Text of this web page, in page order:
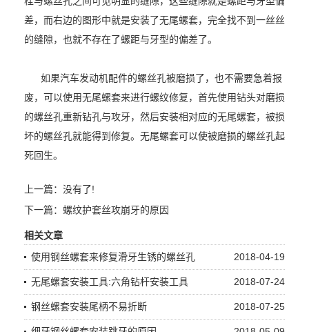
差，而右边的图形中就是安装了无尾螺套，完全找不到一丝丝
的缝隙，也就不存在了螺距与牙型的偏差了。
如果汽车发动机配件的螺丝孔被磨损了，也不需要急着报
废，可以使用无尾螺套来进行螺纹修复，首先使用钻头对磨损
的螺丝孔重新钻孔与攻牙，然后安装相对应的无尾螺套，被损
坏的螺丝孔就能得到修复。无尾螺套可以使被磨损的螺丝孔起
死回生。
上一篇：没有了!
下一篇： 螺纹护套丝攻崩牙的原因
相关文章
2018-04-19
使用钢丝螺套来修复滑牙生锈的螺丝孔
2018-07-24
无尾螺套安装工具:六角钻杆安装工具
2018-07-25
钢丝螺套安装尾柄不易折断